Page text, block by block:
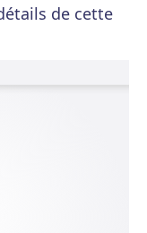
de cette